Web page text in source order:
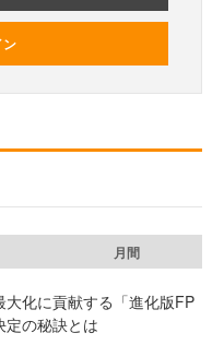
ン
月間
化に貢献する「進化版FP
の秘訣とは